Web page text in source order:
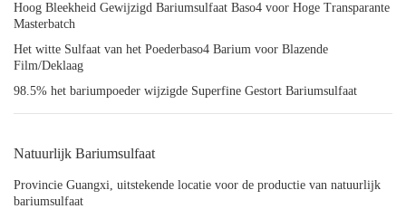
Hoog Bleekheid Gewijzigd Bariumsulfaat Baso4 voor Hoge Transparante
Masterbatch
Het witte Sulfaat van het Poederbaso4 Barium voor Blazende
Film/Deklaag
98.5% het bariumpoeder wijzigde Superfine Gestort Bariumsulfaat
Natuurlijk Bariumsulfaat
Provincie Guangxi, uitstekende locatie voor de productie van natuurlijk
bariumsulfaat